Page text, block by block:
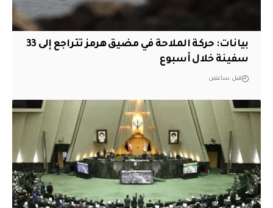
بيانات: حركة الملاحة في مضيق هرمز تتراجع إلى 33
سفينة خلال أسبوع
قبل ساعتين